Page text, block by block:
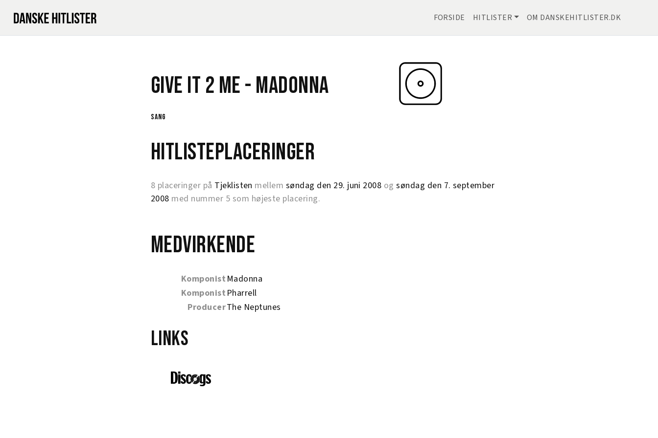
FORSIDE HITLISTER OM DANSKEHITLISTER.DK
Give It 2 Me - Madonna
sang
Hitlisteplaceringer
8 placeringer på Tjeklisten mellem søndag den 29. juni 2008 ogsøndag den 7. september
2008 med nummer 5 som højeste placering.
Medvirkende
Komponist Madonna
Komponist Pharrell
ProducerThe Neptunes
Links